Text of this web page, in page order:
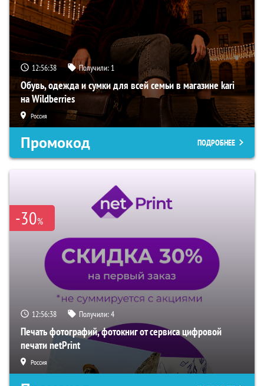
12:56:37 Получили: 1
Обувь, одежда и сумки для всей семьи в магазине kari
на Wildberries
Россия
Промокод ПОДРОБНЕЕ
-30%
12:56:37 Получили:4
Печать фотографий, фотокниг от сервиса цифровой
печати netPrint
Россия